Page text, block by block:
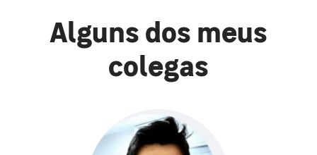
Alguns dos meus
colegas